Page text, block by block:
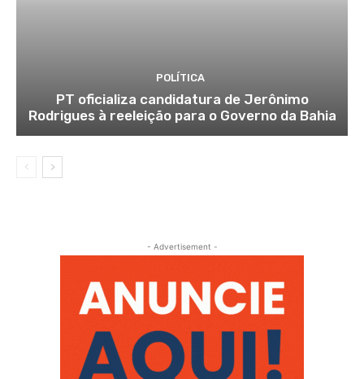
POLÍTICA
PT oficializa candidatura de Jerônimo
Rodrigues à reeleição para o Governo da Bahia
- Advertisement -